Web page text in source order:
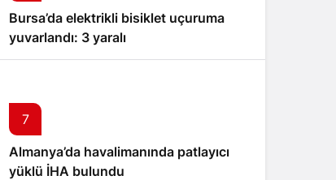
Bursa’da elektrikli bisiklet uçuruma
yuvarlandı: 3 yaralı
7
Almanya’da havalimanında patlayıcı
yüklü İHA bulundu